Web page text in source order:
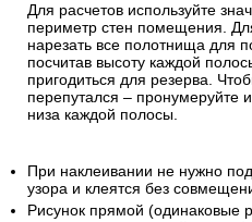
Для расчетов используйте
периметр стен помещения.
нарезать все полотнища для
посчитав высоту каждой
пригодиться для резерва.
перепутался – пронумеруйте
низа каждой полосы.
При наклеивании не нужно
узора и клеятся без
Рисунок прямой (одинаковые